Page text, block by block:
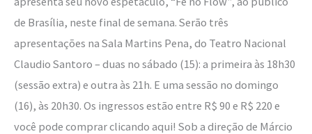
de Brasília, neste final de semana. Serão três
apresentações na Sala Martins Pena, do Teatro Nacional
Claudio Santoro – duas no sábado (15): a primeira às 18h30
(sessão extra) e outra às 21h. E uma sessão no domingo
(16), às 20h30. Os ingressos estão entre R$ 90 e R$ 220 e
você pode comprar clicando aqui! Sob a direção de Márcio